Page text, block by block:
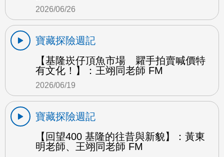
2026/06/26
寶藏探險週記
【基隆崁仔頂魚市場 糶手拍賣喊價特
有文化！】：王翊同老師 FM
2026/06/19
寶藏探險週記
【回望400 基隆的往昔與新貌】：黃東
明老師、王翊同老師 FM